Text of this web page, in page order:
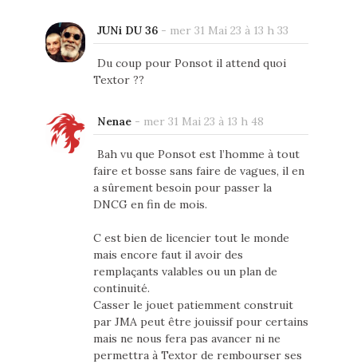
JUNi DU 36- mer 31 Mai 23 à 13 h 33
Du coup pour Ponsot il attend quoi
Textor ??
Nenae- mer 31 Mai 23 à 13 h 48
Bah vu que Ponsot est l’homme à tout
faire et bosse sans faire de vagues, il en
a sûrement besoin pour passer la
DNCG en fin de mois.
C est bien de licencier tout le monde
mais encore faut il avoir des
remplaçants valables ou un plan de
continuité.
Casser le jouet patiemment construit
par JMA peut être jouissif pour certains
mais ne nous fera pas avancer ni ne
permettra à Textor de rembourser ses